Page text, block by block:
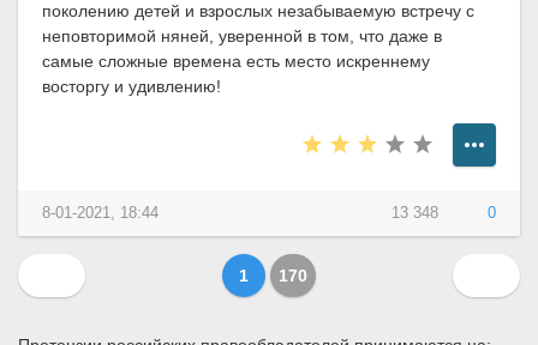
поколению детей и взрослых незабываемую встречу с
неповторимой няней, уверенной в том, что даже в
самые сложные времена есть место искреннему
восторгу и удивлению!
13 348 0
8-01-2021, 18:44
1 170